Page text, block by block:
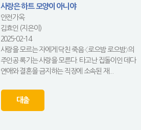
사랑은 하트 모양이 아니야
안전가옥
김효인 (지은이)
2025-02-14
사랑을 모르는 자에게 닥친 죽음 〈로으밤 로으밤〉의
주인공 록기는 사랑을 모른다. 타고난 집돌이인 데다
연애와 결혼을 금지하는 직장에 소속된 재...
대출